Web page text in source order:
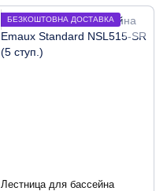
БЕЗКОШТОВНА ДОСТАВКА
Лестница для бассейна